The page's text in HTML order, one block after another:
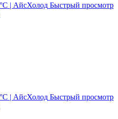
Быстрый просмотр
Быстрый просмотр